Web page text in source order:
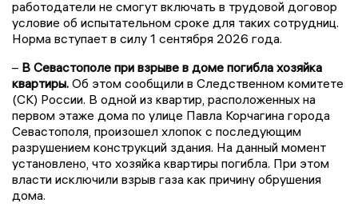
работодатели не смогут включать в трудовой договор
условие об испытательном сроке для таких сотрудниц.
Норма вступает в силу 1 сентября 2026 года.
– В Севастополе при взрыве в доме погибла хозяйка
квартиры. Об этом сообщили в Следственном комитете
(СК) России. В одной из квартир, расположенных на
первом этаже дома по улице Павла Корчагина города
Севастополя, произошел хлопок с последующим
разрушением конструкций здания. На данный момент
установлено, что хозяйка квартиры погибла. При этом
власти исключили взрыв газа как причину обрушения
дома.